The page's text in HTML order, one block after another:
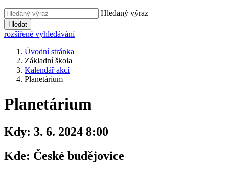
Hledaný výraz
Hledat
rozšířené vyhledávání
Úvodní stránka
Základní škola
Kalendář akcí
Planetárium
Planetárium
Kdy: 3. 6. 2024 8:00
Kde: České budějovice